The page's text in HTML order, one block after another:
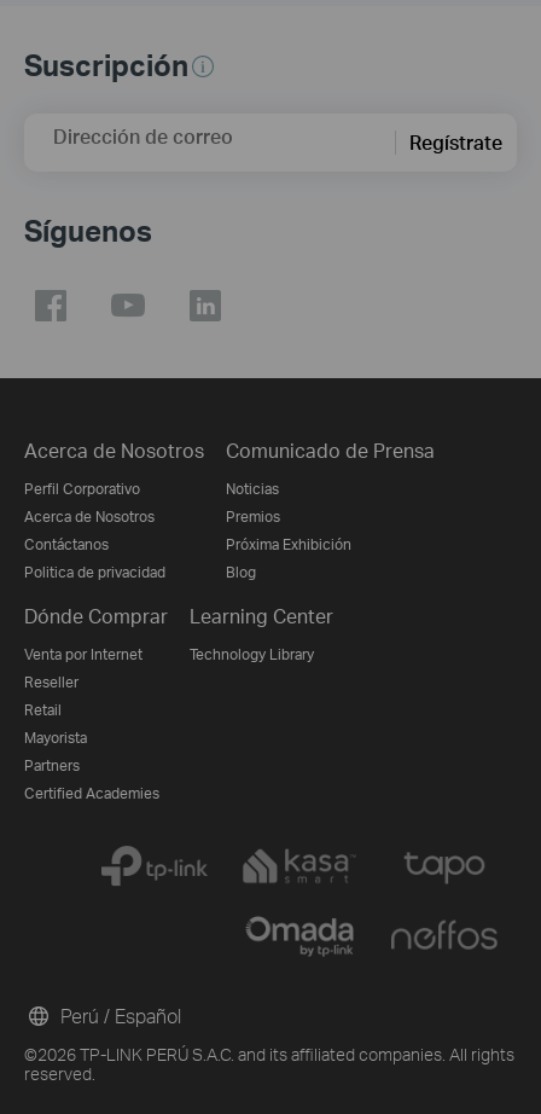
Suscripción
Dirección de correo Regístrate
Síguenos
Acerca de Nosotros
Perfil Corporativo
Acerca de Nosotros
Contáctanos
Politica de privacidad
Comunicado de Prensa
Noticias
Premios
Próxima Exhibición
Blog
Dónde Comprar
Venta por Internet
Reseller
Retail
Mayorista
Partners
Certified Academies
Learning Center
Technology Library
©2026 TP-LINK PERÚ S.A.C. and its affiliated companies. All rights
reserved.
Perú / Español